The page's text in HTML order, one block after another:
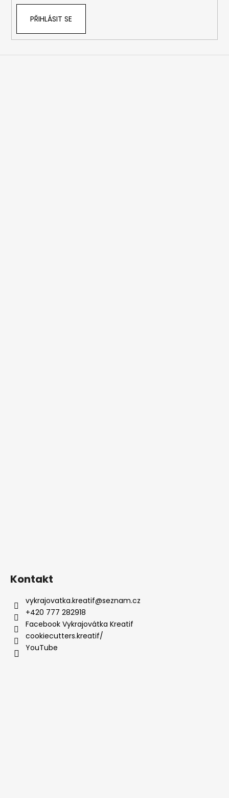
PŘIHLÁSIT SE
Kontakt
vykrajovatka.kreatif@seznam.cz
+420 777 282918
Facebook Vykrajovátka Kreatif
cookiecutters.kreatif/
YouTube